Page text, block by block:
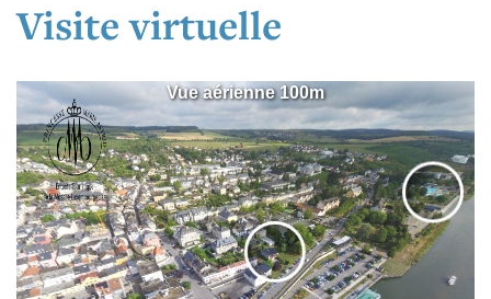
Matériel (vélos & accessoires)
Tarifs
Sécurité
EVENTS
Visite virtuelle